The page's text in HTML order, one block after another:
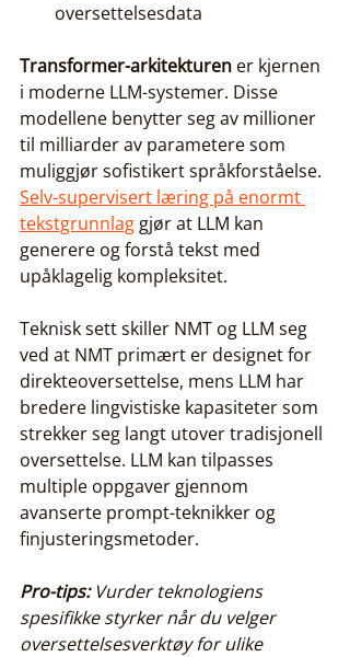
oversettelsesdata
Transformer-arkitekturen er kjernen
i moderne LLM-systemer. Disse
modellene benytter seg av millioner
til milliarder av parametere som
muliggjør sofistikert språkforståelse.
Selv-supervisert læring på enormt
tekstgrunnlag gjør at LLM kan
generere og forstå tekst med
upåklagelig kompleksitet.
Teknisk sett skiller NMT og LLM seg
ved at NMT primært er designet for
direkteoversettelse, mens LLM har
bredere lingvistiske kapasiteter som
strekker seg langt utover tradisjonell
oversettelse. LLM kan tilpasses
multiple oppgaver gjennom
avanserte prompt-teknikker og
finjusteringsmetoder.
Pro-tips: Vurder teknologiens
spesifikke styrker når du velger
oversettelsesverktøy for ulike